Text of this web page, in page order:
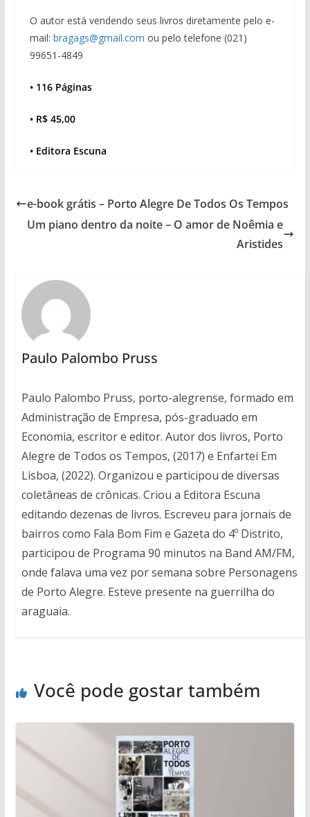
O autor está vendendo seus livros diretamente pelo e-
mail: bragags@gmail.com ou pelo telefone (021)
99651-4849
• 116 Páginas
• R$ 45,00
• Editora Escuna
e-book grátis – Porto Alegre De Todos Os Tempos
Um piano dentro da noite – O amor de Noêmia e
Aristides
Paulo Palombo Pruss
Paulo Palombo Pruss, porto-alegrense, formado em
Administração de Empresa, pós-graduado em
Economia, escritor e editor. Autor dos livros, Porto
Alegre de Todos os Tempos, (2017) e Enfartei Em
Lisboa, (2022). Organizou e participou de diversas
coletâneas de crônicas. Criou a Editora Escuna
editando dezenas de livros. Escreveu para jornais de
bairros como Fala Bom Fim e Gazeta do 4º Distrito,
participou de Programa 90 minutos na Band AM/FM,
onde falava uma vez por semana sobre Personagens
de Porto Alegre. Esteve presente na guerrilha do
araguaia.
Você pode gostar também